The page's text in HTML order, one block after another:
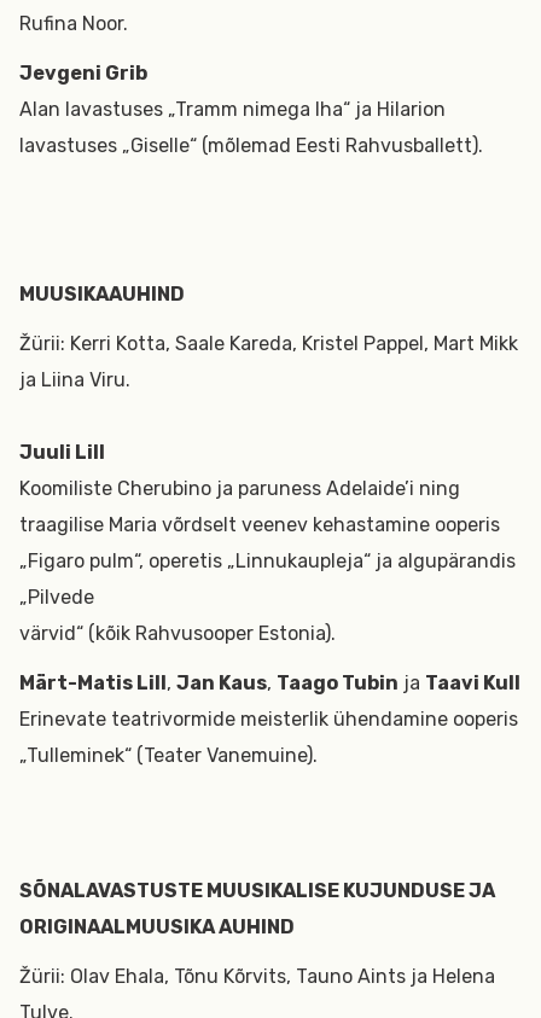
Rufina Noor.
Jevgeni Grib
Alan lavastuses „Tramm nimega Iha“ ja Hilarion
lavastuses „Giselle“ (mõlemad Eesti Rahvusballett).
MUUSIKAAUHIND
Žürii: Kerri Kotta, Saale Kareda, Kristel Pappel, Mart Mikk
ja Liina Viru.
Juuli Lill
Koomiliste Cherubino ja paruness Adelaide’i ning
traagilise Maria võrdselt veenev kehastamine ooperis
„Figaro pulm“, operetis „Linnukaupleja“ ja algupärandis
„Pilvede
värvid“ (kõik Rahvusooper Estonia).
Märt-Matis Lill, Jan Kaus, Taago Tubin ja Taavi Kull
Erinevate teatrivormide meisterlik ühendamine ooperis
„Tulleminek“ (Teater Vanemuine).
SÕNALAVASTUSTE MUUSIKALISE KUJUNDUSE JA
ORIGINAALMUUSIKA AUHIND
Žürii: Olav Ehala, Tõnu Kõrvits, Tauno Aints ja Helena
Tulve.